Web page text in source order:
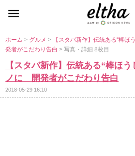
ホーム> グルメ>
【スタバ新作】伝統ある“棒
発者がこだわり告白> 写真・詳細 8枚目
【スタバ新作】伝統ある“棒ほ
ノに 開発者がこだわり告白
2018-05-29 16:10